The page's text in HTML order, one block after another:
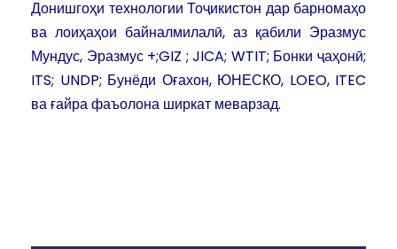
Донишгоҳи технологии Тоҷикистон дар барномаҳо
ва лоиҳаҳои байналмилалӣ, аз қабили Эразмус
Мундус, Эразмус +;GIZ ; JICA; WTIT; Бонки ҷаҳонӣ;
ITS; UNDP; Бунёди Оғахон, ЮНЕСКО, LOEO, ITEC
ва ғайра фаъолона ширкат меварзад.